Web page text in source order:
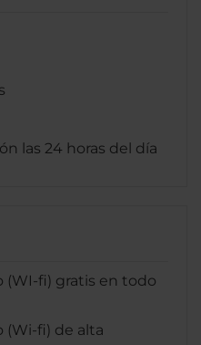
las 24 horas del día
fi) gratis en todo
fi) de alta